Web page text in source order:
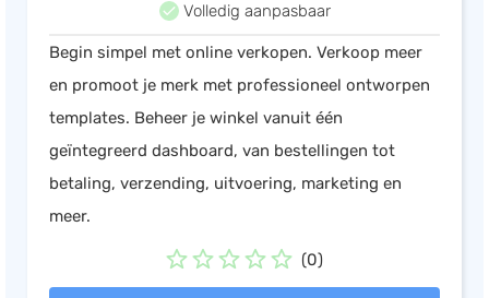
Volledig aanpasbaar
Begin simpel met online verkopen. Verkoop meer
en promoot je merk met professioneel ontworpen
templates. Beheer je winkel vanuit één
geïntegreerd dashboard, van bestellingen tot
betaling, verzending, uitvoering, marketing en
meer.
(0)